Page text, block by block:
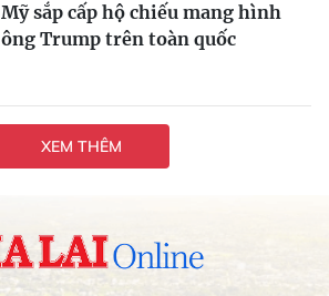
Mỹ sắp cấp hộ chiếu mang hình
ông Trump trên toàn quốc
XEM THÊM